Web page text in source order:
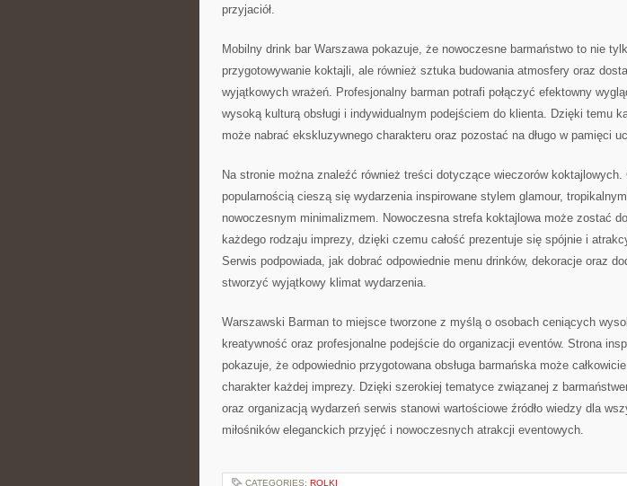
przyjaciół.
Mobilny drink bar Warszawa pokazuje, że nowoczesne barmaństwo to nie
przygotowywanie koktajli, ale również sztuka budowania atmosfery oraz
wyjątkowych wrażeń. Profesjonalny barman potrafi połączyć efektowny
wysoką kulturą obsługi i indywidualnym podejściem do klienta. Dzięki temu
może nabrać ekskluzywnego charakteru oraz pozostać na długo w pamięci
Na stronie można znaleźć również treści dotyczące wieczorów koktajlowych.
popularnością cieszą się wydarzenia inspirowane stylem glamour,
nowoczesnym minimalizmem. Nowoczesna strefa koktajlowa może zostać
każdego rodzaju imprezy, dzięki czemu całość prezentuje się spójnie i
Serwis podpowiada, jak dobrać odpowiednie menu drinków, dekoracje oraz
stworzyć wyjątkowy klimat wydarzenia.
Warszawski Barman to miejsce tworzone z myślą o osobach ceniących
kreatywność oraz profesjonalne podejście do organizacji eventów. Strona
pokazuje, że odpowiednio przygotowana obsługa barmańska może
charakter każdej imprezy. Dzięki szerokiej tematyce związanej z
oraz organizacją wydarzeń serwis stanowi wartościowe źródło wiedzy dla
miłośników eleganckich przyjęć i nowoczesnych atrakcji eventowych.
CATEGORIES: ROLKI